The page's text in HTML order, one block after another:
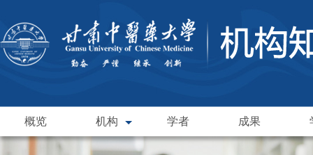
概览 机构 学者 成果